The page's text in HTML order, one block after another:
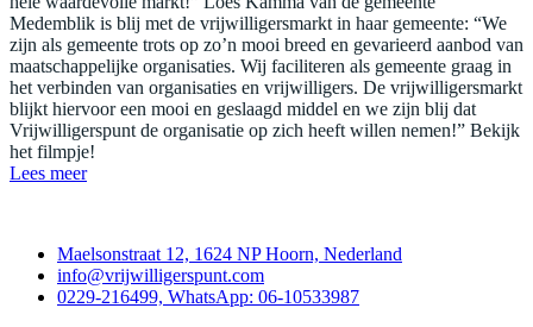
Medemblik is blij met de vrijwilligersmarkt in haar gemeente: “We
zijn als gemeente trots op zo’n mooi breed en gevarieerd aanbod van
maatschappelijke organisaties. Wij faciliteren als gemeente graag in
het verbinden van organisaties en vrijwilligers. De vrijwilligersmarkt
blijkt hiervoor een mooi en geslaagd middel en we zijn blij dat
Vrijwilligerspunt de organisatie op zich heeft willen nemen!” Bekijk
het filmpje!
Lees meer
Maelsonstraat 12, 1624 NP Hoorn, Nederland
info@vrijwilligerspunt.com
0229-216499, WhatsApp: 06-10533987